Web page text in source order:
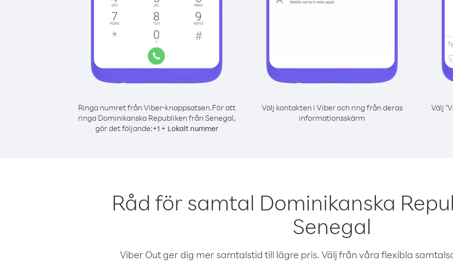
Ringa numret från Viber-knappsatsen.För att
ringa Dominikanska Republiken från Senegal,
gör det följande:+1+ Lokalt nummer
Välj kontakten i Viber och ring från deras
informationsskärm
Välj
Råd för samtal Dominikanska
Senegal
Viber Out ger dig mer samtalstid till lägre pris. Välj från våra flexibla